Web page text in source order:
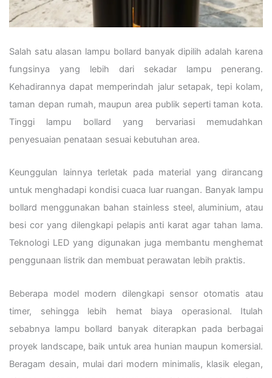
Salah satu alasan lampu bollard banyak dipilih adalah karena
fungsinya yang lebih dari sekadar lampu penerang.
Kehadirannya dapat memperindah jalur setapak, tepi kolam,
taman depan rumah, maupun area publik seperti taman kota.
Tinggi lampu bollard yang bervariasi memudahkan
penyesuaian penataan sesuai kebutuhan area.
Keunggulan lainnya terletak pada material yang dirancang
untuk menghadapi kondisi cuaca luar ruangan. Banyak lampu
bollard menggunakan bahan stainless steel, aluminium, atau
besi cor yang dilengkapi pelapis anti karat agar tahan lama.
Teknologi LED yang digunakan juga membantu menghemat
penggunaan listrik dan membuat perawatan lebih praktis.
Beberapa model modern dilengkapi sensor otomatis atau
timer, sehingga lebih hemat biaya operasional. Itulah
sebabnya lampu bollard banyak diterapkan pada berbagai
proyek landscape, baik untuk area hunian maupun komersial.
Beragam desain, mulai dari modern minimalis, klasik elegan,